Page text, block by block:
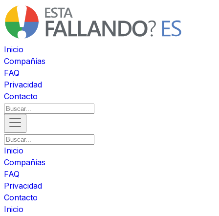
Inicio
Compañías
FAQ
Privacidad
Contacto
Inicio
Compañías
FAQ
Privacidad
Contacto
Inicio